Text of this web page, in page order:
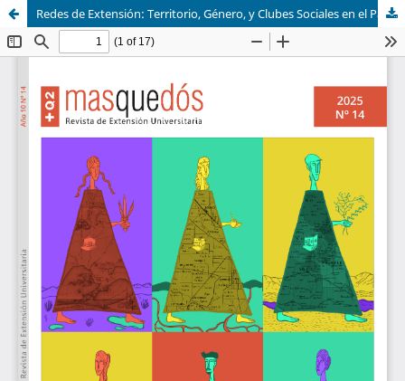
Redes de Extensión: Territorio, Género, y Clubes Sociales en el Partido de General Pueyrredón.